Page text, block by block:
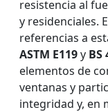
resistencia al
y residenciales.
referencias a
ASTM E119y BS
elementos de
ventanas y
integridad y, en